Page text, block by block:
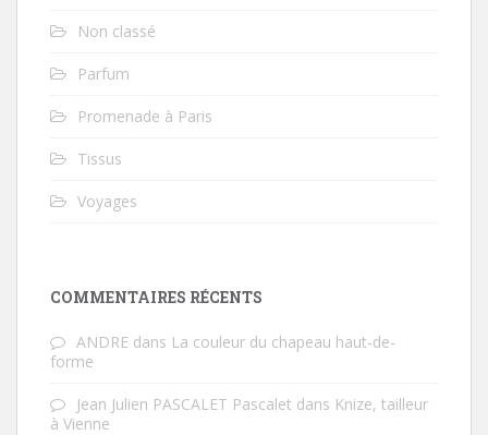
Non classé
Parfum
Promenade à Paris
Tissus
Voyages
COMMENTAIRES RÉCENTS
ANDRE dans La couleur du chapeau haut-de-
forme
Jean Julien PASCALET Pascalet dans Knize, tailleur
à Vienne